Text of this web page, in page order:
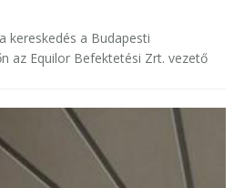
kereskedés a Budapesti
az Equilor Befektetési Zrt. vezető